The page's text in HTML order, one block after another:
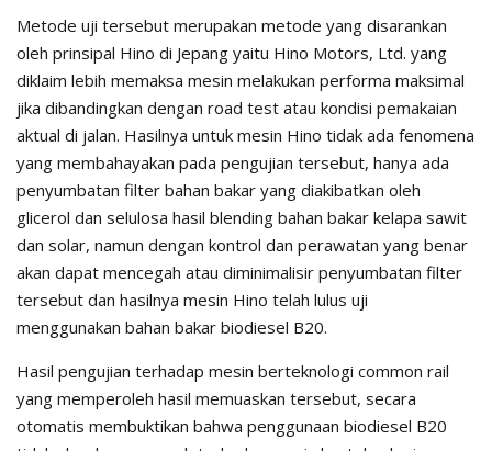
Metode uji tersebut merupakan metode yang disarankan
oleh prinsipal Hino di Jepang yaitu Hino Motors, Ltd. yang
diklaim lebih memaksa mesin melakukan performa maksimal
jika dibandingkan dengan road test atau kondisi pemakaian
aktual di jalan. Hasilnya untuk mesin Hino tidak ada fenomena
yang membahayakan pada pengujian tersebut, hanya ada
penyumbatan filter bahan bakar yang diakibatkan oleh
glicerol dan selulosa hasil blending bahan bakar kelapa sawit
dan solar, namun dengan kontrol dan perawatan yang benar
akan dapat mencegah atau diminimalisir penyumbatan filter
tersebut dan hasilnya mesin Hino telah lulus uji
menggunakan bahan bakar biodiesel B20.
Hasil pengujian terhadap mesin berteknologi common rail
yang memperoleh hasil memuaskan tersebut, secara
otomatis membuktikan bahwa penggunaan biodiesel B20